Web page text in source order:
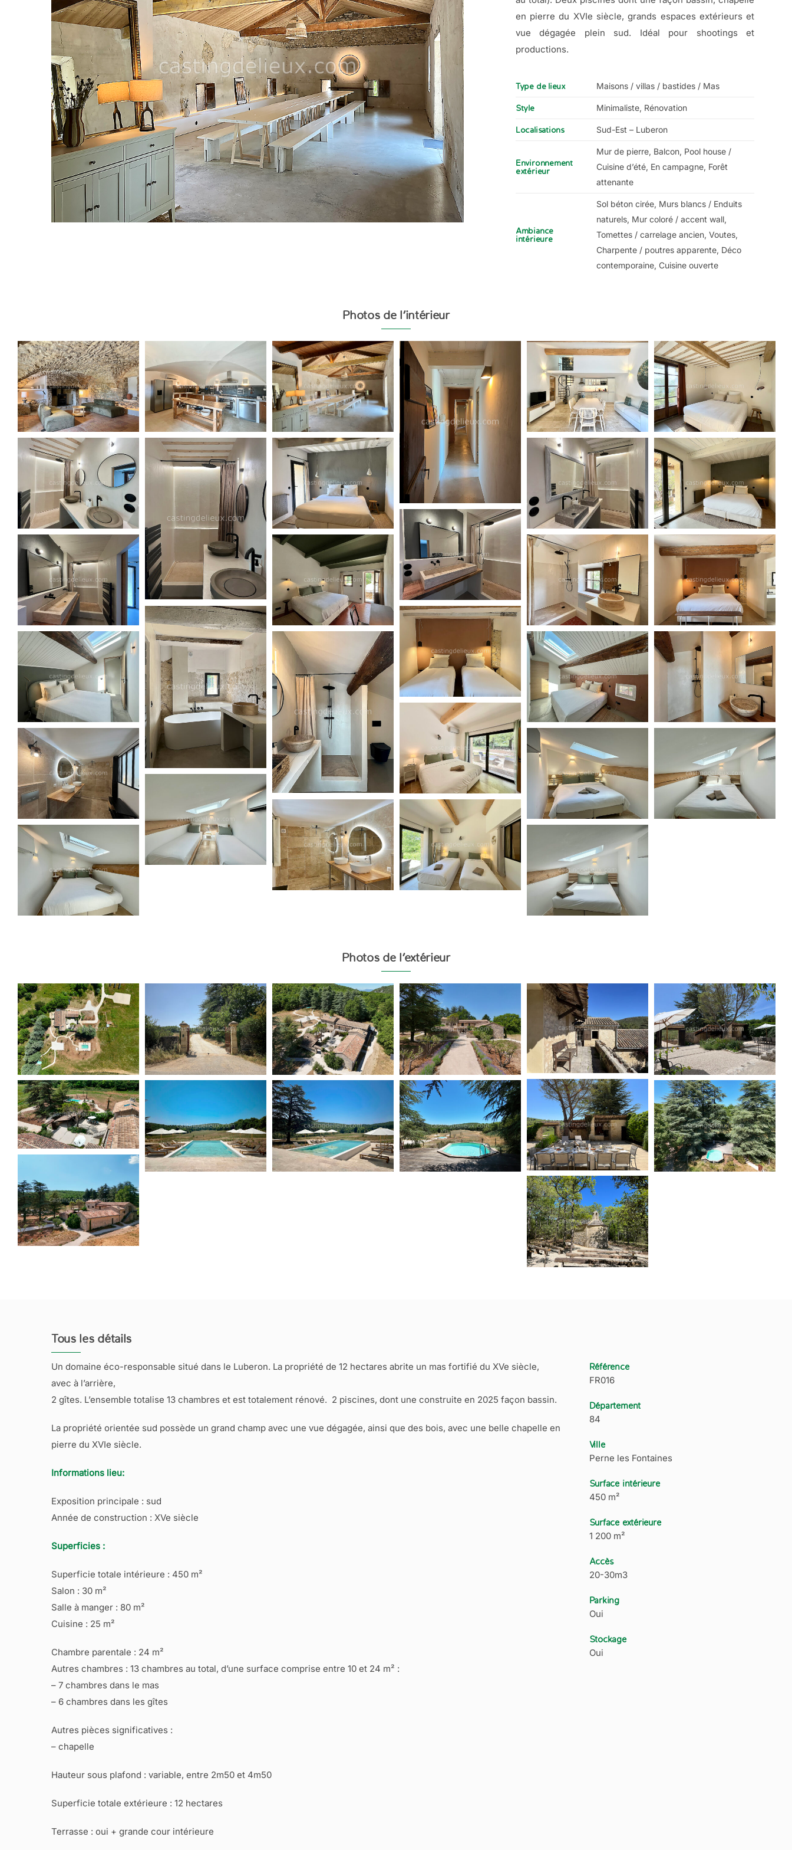
en pierre du XVIe siècle, grands espaces extérieurs et
vue dégagée plein sud. Idéal pour shootings et
productions.
Type de lieux Maisons / villas / bastides / Mas
Style Minimaliste, Rénovation
Localisations Sud-Est – Luberon
Environnement
extérieur
Mur de pierre, Balcon, Pool house /
Cuisine d’été, En campagne, Forêt
attenante
Ambiance
intérieure
Sol béton cirée, Murs blancs / Enduits
naturels, Mur coloré / accent wall,
Tomettes / carrelage ancien, Voutes,
Charpente / poutres apparente, Déco
contemporaine, Cuisine ouverte
Photos de l’intérieur
Photos de l’extérieur
Tous les détails
Un domaine éco-responsable situé dans le Luberon. La propriété de 12 hectares abrite un mas fortifié du XVe siècle,
avec à l’arrière,
2 gîtes. L’ensemble totalise 13 chambres et est totalement rénové. 2 piscines, dont une construite en 2025 façon bassin.
La propriété orientée sud possède un grand champ avec une vue dégagée, ainsi que des bois, avec une belle chapelle en
pierre du XVIe siècle.
Informations lieu:
Exposition principale : sud
Année de construction : XVe siècle
Superficies :
Superficie totale intérieure : 450 m²
Salon : 30 m²
Salle à manger : 80 m²
Cuisine : 25 m²
Chambre parentale : 24 m²
Autres chambres : 13 chambres au total, d’une surface comprise entre 10 et 24 m² :
– 7 chambres dans le mas
– 6 chambres dans les gîtes
Autres pièces significatives :
– chapelle
Hauteur sous plafond : variable, entre 2m50 et 4m50
Superficie totale extérieure : 12 hectares
Terrasse : oui + grande cour intérieure
Référence
FR016
Département
84
Ville
Perne les Fontaines
Surface intérieure
450 m²
Surface extérieure
1 200 m²
Accès
20-30m3
Parking
Oui
Stockage
Oui